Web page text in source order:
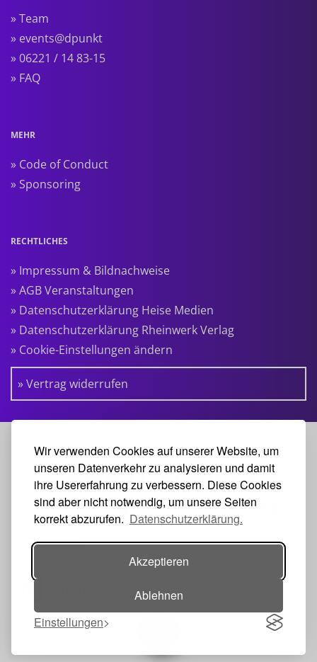
Wir verwenden Cookies auf unserer Website, um
unseren Datenverkehr zu analysieren und damit
ihre Usererfahrung zu verbessern. Diese Cookies
sind aber nicht notwendig, um unsere Seiten
korrekt abzurufen. Datenschutzerklärung.
Akzeptieren
Ablehnen
Einstellungen
» Team
» events@dpunkt
» 06221 / 14 83-15
» FAQ
MEHR
» Code of Conduct
» Sponsoring
RECHTLICHES
» Impressum & Bildnachweise
» AGB Veranstaltungen
» Datenschutzerklärung Heise Medien
» Datenschutzerklärung Rheinwerk Verlag
» Cookie-Einstellungen ändern
» Vertrag widerrufen
KOOPERATIONSPARTNER:
VERANSTALTER: